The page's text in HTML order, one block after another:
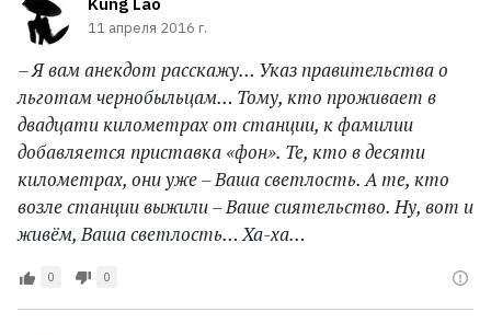
11 апреля 2016 г.
– Я вам анекдот расскажу… Указ правительства о
льготам чернобыльцам… Тому, кто проживает в
двадцати километрах от станции, к фамилии
добавляется приставка «фон». Те, кто в десяти
километрах, они уже – Ваша светлость. А те, кто
возле станции выжили – Ваше сиятельство. Ну, вот и
живём, Ваша светлость… Ха-ха…
0 0